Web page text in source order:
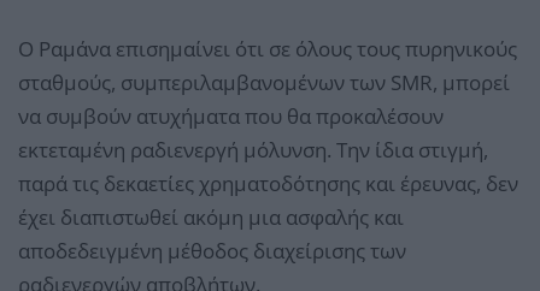
Ο Ραμάνα επισημαίνει ότι σε όλους τους πυρηνικούς
σταθμούς, συμπεριλαμβανομένων των SMR, μπορεί
να συμβούν ατυχήματα που θα προκαλέσουν
εκτεταμένη ραδιενεργή μόλυνση. Την ίδια στιγμή,
παρά τις δεκαετίες χρηματοδότησης και έρευνας, δεν
έχει διαπιστωθεί ακόμη μια ασφαλής και
αποδεδειγμένη μέθοδος διαχείρισης των
ραδιενεργών αποβλήτων.